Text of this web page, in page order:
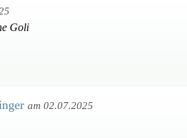
Goli
am 02.07.2025